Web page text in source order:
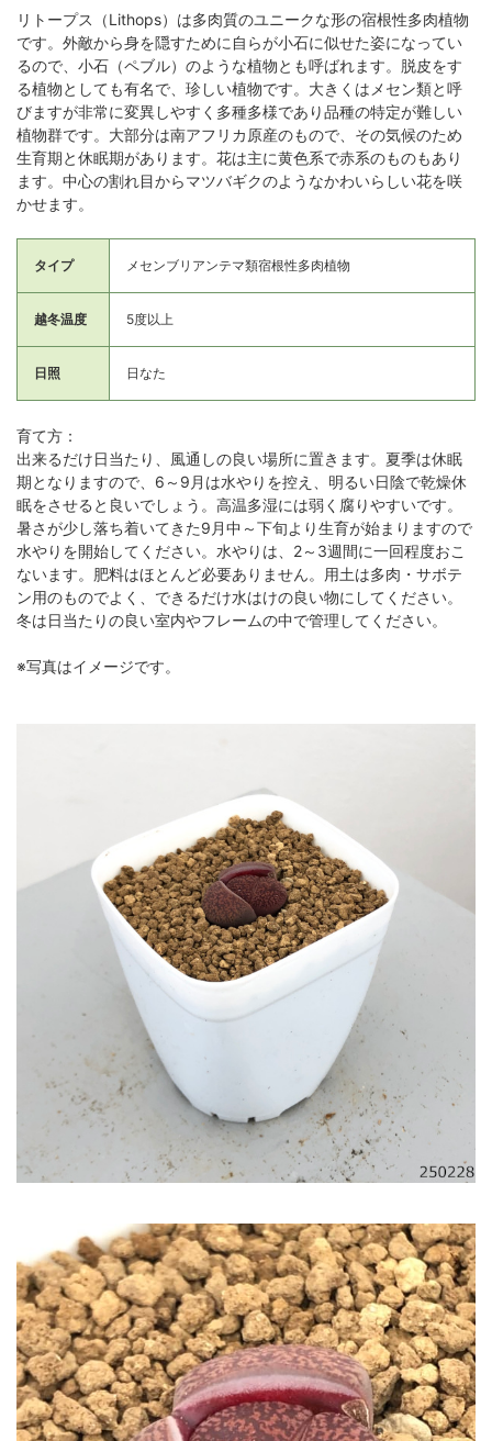
リトープス（Lithops）は多肉質のユニークな形の宿根性多肉植物
です。外敵から身を隠すために自らが小石に似せた姿になってい
るので、小石（ペブル）のような植物とも呼ばれます。脱皮をす
る植物としても有名で、珍しい植物です。大きくはメセン類と呼
びますが非常に変異しやすく多種多様であり品種の特定が難しい
植物群です。大部分は南アフリカ原産のもので、その気候のため
生育期と休眠期があります。花は主に黄色系で赤系のものもあり
ます。中心の割れ目からマツバギクのようなかわいらしい花を咲
かせます。
タイプ メセンブリアンテマ類宿根性多肉植物
越冬温度 5度以上
日照 日なた
育て方：
出来るだけ日当たり、風通しの良い場所に置きます。夏季は休眠
期となりますので、6～9月は水やりを控え、明るい日陰で乾燥休
眠をさせると良いでしょう。高温多湿には弱く腐りやすいです。
暑さが少し落ち着いてきた9月中～下旬より生育が始まりますので
水やりを開始してください。水やりは、2～3週間に一回程度おこ
ないます。肥料はほとんど必要ありません。用土は多肉・サボテ
ン用のものでよく、できるだけ水はけの良い物にしてください。
冬は日当たりの良い室内やフレームの中で管理してください。
※写真はイメージです。